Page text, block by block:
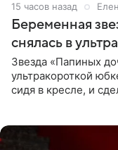
15 часов назад
Беременная
снялась в
Звезда «Папиных
ультракороткой
сидя в кресле, и